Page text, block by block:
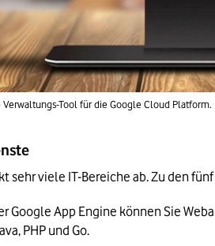
Tool für die Google Cloud Platform.
sehr viele IT-Bereiche ab. Zu den
Google App Engine können Sie
PHP und Go.